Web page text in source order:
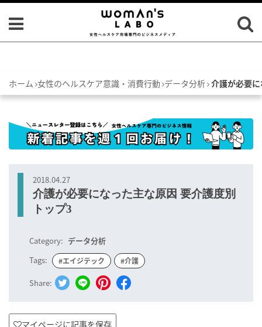
ホーム 女性のヘルスケア意識・消費行動 データ分析 介護が必要
2018.04.27
介護が必要になった主な原因 要介護度別
トップ3
Category: データ分析
Tags:
#エイジテック #介護
Share:
マイページに記事を保存